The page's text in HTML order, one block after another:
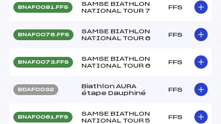
BNAF0081.FFS
SAMSE BIATHLON
NATIONAL TOUR 7
FFS
BNAF0076.FFS
SAMSE BIATHLON
NATIONAL TOUR 6
FFS
BNAF0073.FFS
SAMSE BIATHLON
NATIONAL TOUR 6
FFS
BDAF0032
Biathlon AURA
étape Dauphiné
FFS
BNAF0061.FFS
SAMSE BIATHLON
NATIONAL TOUR 5
FFS